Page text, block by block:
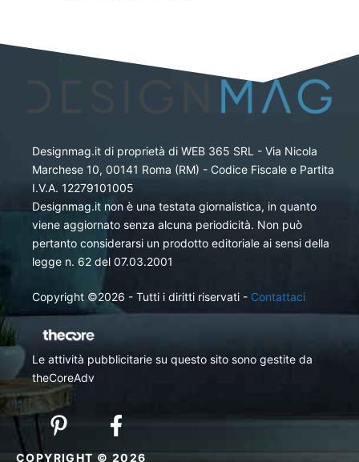
Designmag.it di proprietà di WEB 365 SRL - Via Nicola
Marchese 10, 00141 Roma (RM) - Codice Fiscale e Partita
I.V.A. 12279101005
Designmag.it non è una testata giornalistica, in quanto
viene aggiornato senza alcuna periodicità. Non può
pertanto considerarsi un prodotto editoriale ai sensi della
legge n. 62 del 07.03.2001
Copyright ©2026 - Tutti i diritti riservati - Contattaci
Le attività pubblicitarie su questo sito sono gestite da
theCoreAdv
COPYRIGHT © 2026